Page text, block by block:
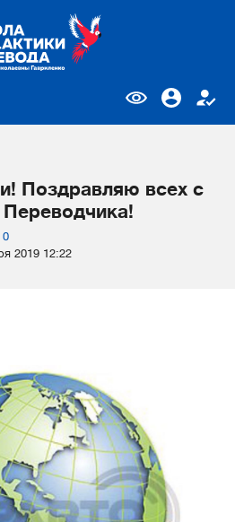
Поздравляю всех с
0
2019 12:22